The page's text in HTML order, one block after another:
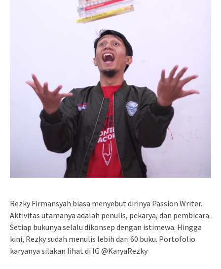
Rezky Firmansyah biasa menyebut dirinya Passion Writer.
Aktivitas utamanya adalah penulis, pekarya, dan pembicara.
Setiap bukunya selalu dikonsep dengan istimewa. Hingga
kini, Rezky sudah menulis lebih dari 60 buku. Portofolio
karyanya silakan lihat di IG @KaryaRezky